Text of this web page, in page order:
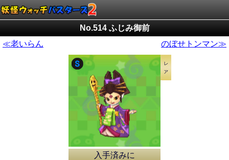
No.514 ふじみ御前
≪老いらん
のぼせトンマン≫
入手済みに